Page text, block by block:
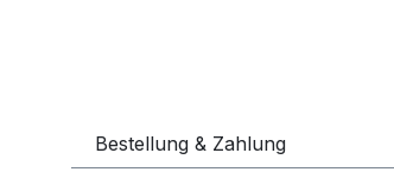
Bestellung & Zahlung